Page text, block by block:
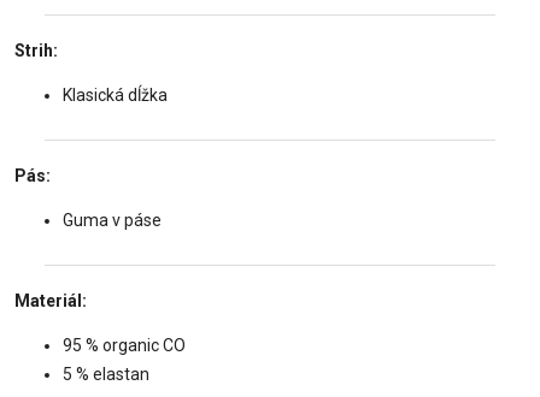
Strih:
Klasická dĺžka
Pás:
Guma v páse
Materiál:
95 % organic CO
5 % elastan